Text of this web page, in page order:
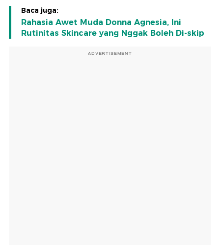
Baca juga:
Rahasia Awet Muda Donna Agnesia, Ini
Rutinitas Skincare yang Nggak Boleh Di-skip
ADVERTISEMENT